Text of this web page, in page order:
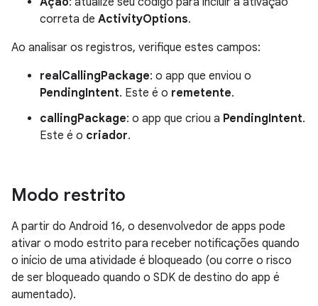
correta de ActivityOptions.
Ao analisar os registros, verifique estes campos:
realCallingPackage: o app que enviou o
PendingIntent. Este é o remetente.
callingPackage: o app que criou a PendingIntent.
Este é o criador.
Modo restrito
A partir do Android 16, o desenvolvedor de apps pode
ativar o modo estrito para receber notificações quando
o início de uma atividade é bloqueado (ou corre o risco
de ser bloqueado quando o SDK de destino do app é
aumentado).